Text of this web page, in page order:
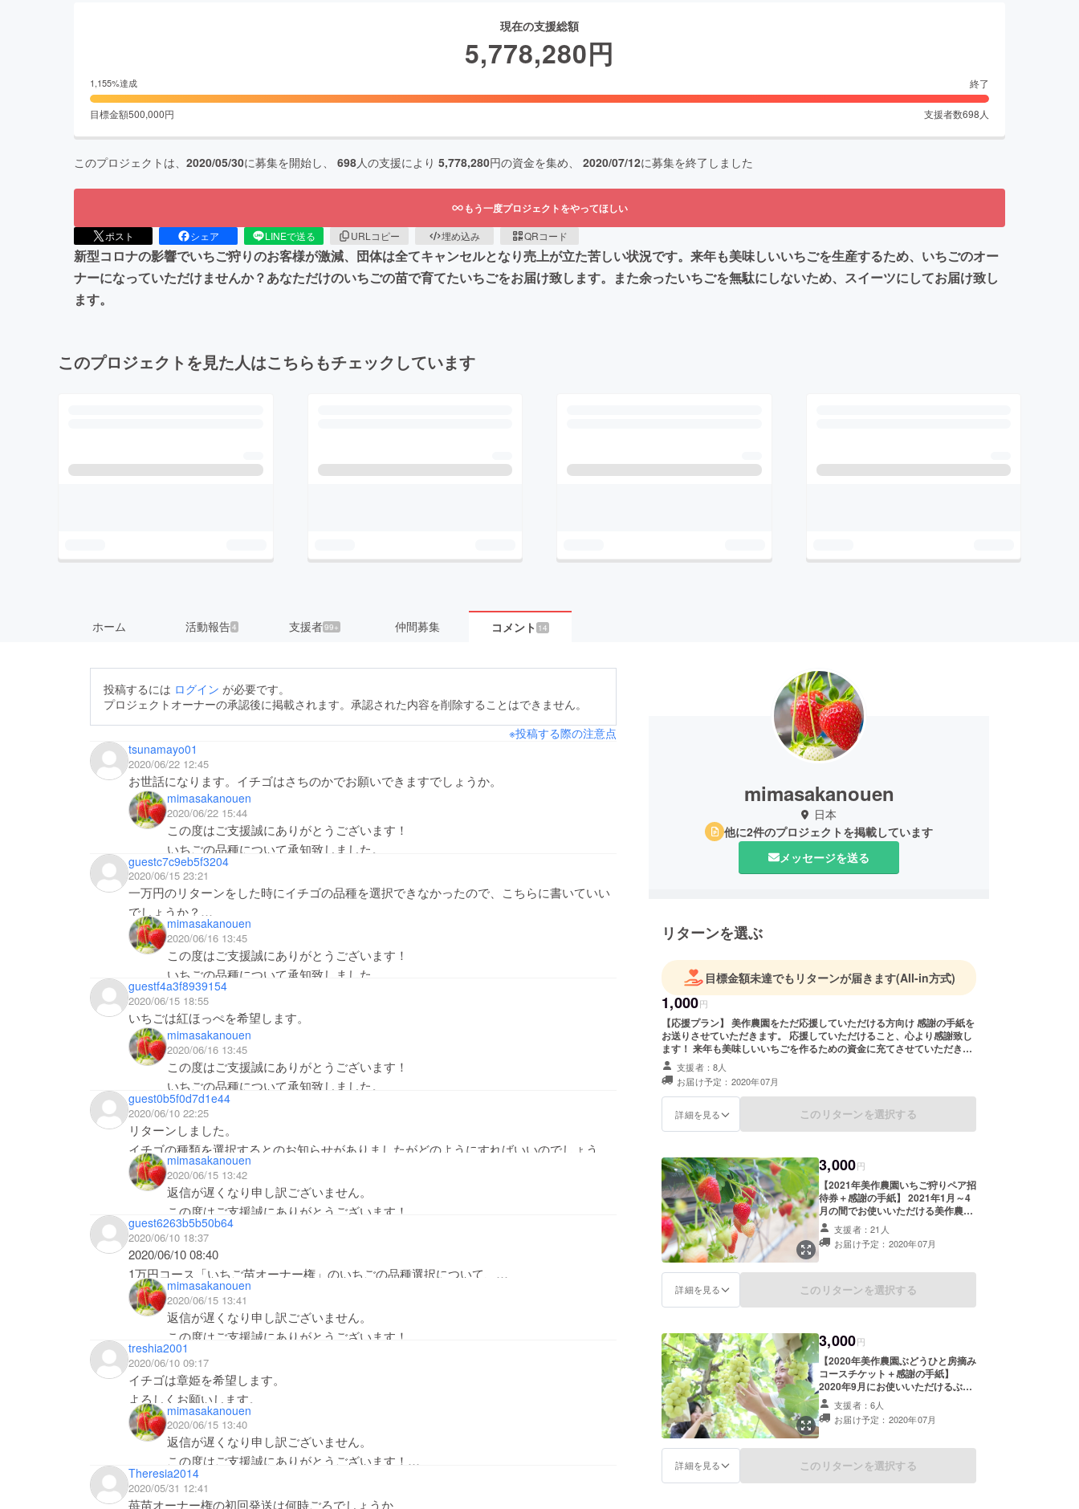
現在の支援総額
5,778,280円
1,155%達成 終了
目標金額500,000円 支援者数698 人
このプロジェクトは、 2020/05/30に募集を開始し、 698人の支援により 5,778,280円の資金を集め、 2020/07/12に募集を終了しました
もう一度プロジェクトをやってほしい
ポスト シェア LINEで送る URLコピー 埋め込み QRコード
新型コロナの影響でいちご狩りのお客様が激減、団体は全てキャンセルとなり売上が立た苦しい状況です。来年も美味しいいちごを生産するため、いちごのオー
ナーになっていただけませんか？あなただけのいちごの苗で育てたいちごをお届け致します。また余ったいちごを無駄にしないため、スイーツにしてお届け致し
ます。
このプロジェクトを見た人はこちらもチェックしています
ホーム 活動報告4 支援者99+ 仲間募集 コメント 14
投稿するには ログイン が必要です。
プロジェクトオーナーの承認後に掲載されます。承認された内容を削除することはできません。
※投稿する際の注意点
tsunamayo01
2020/06/22 12:45
お世話になります。イチゴはさちのかでお願いできますでしょうか。
mimasakanouen
2020/06/22 15:44
この度はご支援誠にありがとうございます！
いちごの品種について承知致しました。
guestc7c9eb5f3204
2020/06/15 23:21
一万円のリターンをした時にイチゴの品種を選択できなかったので、こちらに書いていい
でしょうか？
章姫でお願いします。
mimasakanouen
2020/06/16 13:45
この度はご支援誠にありがとうございます！
いちごの品種について承知致しました。
guestf4a3f8939154
2020/06/15 18:55
いちごは紅ほっぺを希望します。
mimasakanouen
2020/06/16 13:45
この度はご支援誠にありがとうございます！
いちごの品種について承知致しました。
guest0b5f0d7d1e44
2020/06/10 22:25
リターンしました。
イチゴの種類を選択するとのお知らせがありましたがどのようにすればいいのでしょう
か？
mimasakanouen
2020/06/15 13:42
返信が遅くなり申し訳ございません。
この度はご支援誠にありがとうございます！
章姫、紅ほっぺ、おいCベリー、さちのかの中から1つお選びいただき、
こちらのコメントまたはメッセージにてご返信いただければ幸いです。
よろしくお願い致します。
guest6263b5b50b64
2020/06/10 18:37
2020/06/10 08:40
1万円コース「いちご苗オーナー権」のいちごの品種選択について、
選択項目が設定できていませんでした。
ご支援いただく際、備考欄に
「章姫、紅ほっぺ、おいCベリー、さちのか」の中からご希望の品種を
１つお選びいただきご記入をお願い致します。
mimasakanouen
2020/06/15 13:41
返信が遅くなり申し訳ございません。
この度はご支援誠にありがとうございます！
いちごの品種について承知致しました。
treshia2001
2020/06/10 09:17
イチゴは章姫を希望します。
よろしくお願いします。
mimasakanouen
2020/06/15 13:40
返信が遅くなり申し訳ございません。
この度はご支援誠にありがとうございます！
いちごの品種について承知致しました。
Theresia2014
2020/05/31 12:41
苺苗オーナー権の初回発送は何時ごろでしょうか
mimasakanouen
日本
他に2件のプロジェクトを掲載しています
メッセージを送る
リターンを選ぶ
目標金額未達でもリターンが届きます(All-in方式)
1,000円
【応援プラン】 美作農園をただ応援していただける方向け 感謝の手紙を
お送りさせていただきます。 応援していただけること、心より感謝致し
ます！ 来年も美味しいいちごを作るための資金に充てさせていただきま
す。支援者：8人
お届け予定：2020年07月
詳細を見る このリターンを選択する
3,000円
【2021年美作農園いちご狩りペア招
待券＋感謝の手紙】 2021年1月～4
月の間でお使いいただける美作農園
いちご狩りペア招待券です。 40分
間食べ放題で、ハウス内の4品種の
いちごを食べ比べしていただけま
支援者：21人
お届け予定：2020年07月
詳細を見る このリターンを選択する
3,000円
【2020年美作農園ぶどうひと房摘み
コースチケット＋感謝の手紙】
2020年9月にお使いいただけるぶど
う狩りチケットです。 1枚につき
「ニューベリーA」と「シャインマ
スカット」を ひと房ずつ摘み取って
ぶどう狩りコースです。
支援者：6人
お届け予定：2020年07月
詳細を見る このリターンを選択する